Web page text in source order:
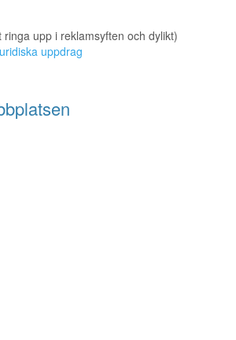
upp i reklamsyften och dylikt)
uppdrag